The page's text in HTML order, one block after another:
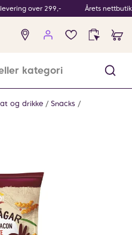
over 299,- Årets
Ingen
produkter
og drikke
Snacks